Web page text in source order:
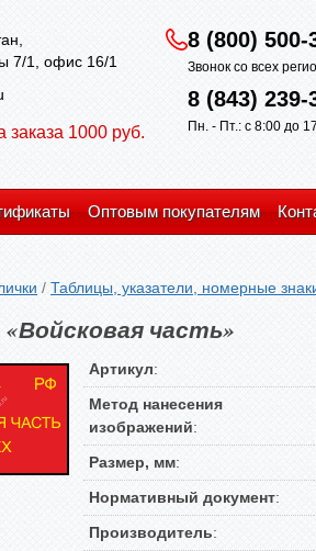
7/1, офис 16/1
1000 руб.
8 (800) 500-
Звонок со всех
8 (843) 239-
Пн. - Пт.: с 8:00 до
Оптовым покупателям
/ Таблицы, указатели, номерные
часть»
Артикул:
Метод нанесения
изображений:
Размер, мм:
Нормативный документ:
Производитель: